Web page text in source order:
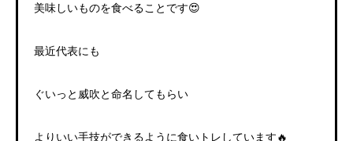
美味しいものを食べることです😍
最近代表にも
ぐいっと威吹と命名してもらい
よりいい手技ができるように食いトレしています🔥